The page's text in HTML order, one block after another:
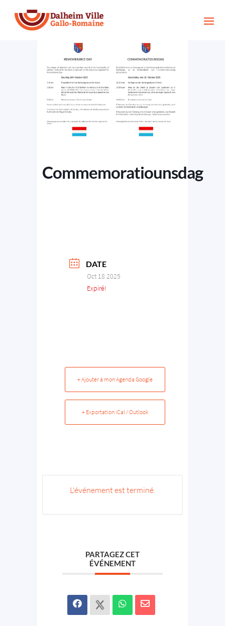
Commemoratiounsdag
DATE
Oct 18 2025
Expiré!
+ Ajouter à mon Agenda Google
+ Exportation iCal / Outlook
L'événement est terminé.
PARTAGEZ CET
ÉVÉNEMENT